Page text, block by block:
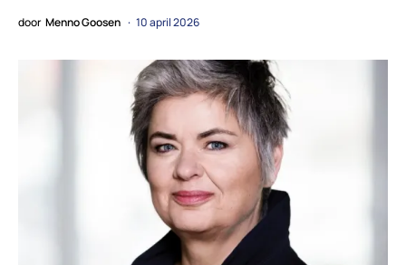
door Menno Goosen 10 april 2026